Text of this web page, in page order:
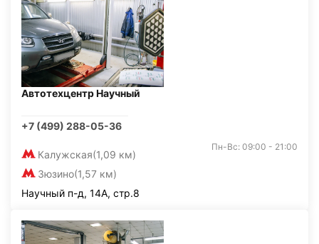
Автотехцентр Научный
+7 (499) 288-05-36
Калужская(1,09 км)
Зюзино(1,57 км)
Пн-Вс: 09:00 - 21:00
Научный п-д, 14А, стр.8